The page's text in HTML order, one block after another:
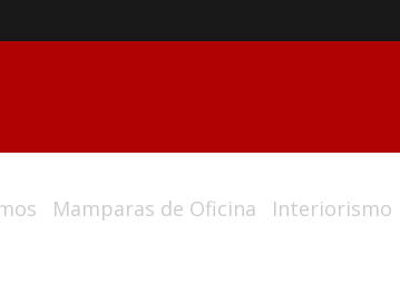
Mamparas de Oficina Interiorismo